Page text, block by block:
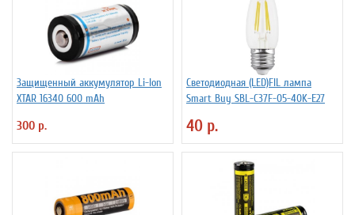
Защищенный аккумулятор Li-Ion
XTAR 16340 600 mAh
300 р.
Светодиодная (LED)FIL лампа
Smart Buy SBL-C37F-05-40K-E27
40 р.